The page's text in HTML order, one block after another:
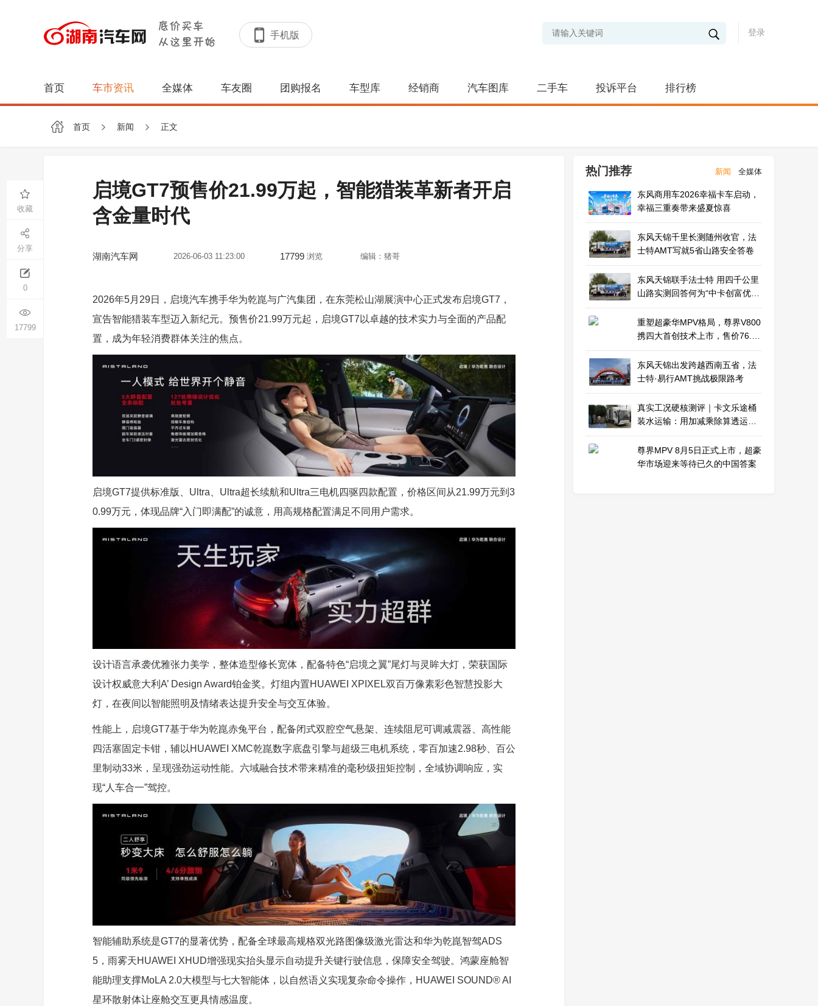
手机版 登录
首页 车市资讯 全媒体 车友圈 团购报名 车型库 经销商 汽车图库 二手车 投诉平台 排行榜
首页 新闻 正文
启境GT7预售价21.99万起，智能猎装革新者开启
含金量时代
湖南汽车网 2026-06-03 11:23:00 17799 浏览 编辑：猪哥
收藏
分享
0
17799
2026年5月29日，启境汽车携手华为乾崑与广汽集团，在东莞松山湖展演中心正式发布启境GT7，
宣告智能猎装车型迈入新纪元。预售价21.99万元起，启境GT7以卓越的技术实力与全面的产品配
置，成为年轻消费群体关注的焦点。
启境GT7提供标准版、Ultra、Ultra超长续航和Ultra三电机四驱四款配置，价格区间从21.99万元到3
0.99万元，体现品牌“入门即满配”的诚意，用高规格配置满足不同用户需求。
设计语言承袭优雅张力美学，整体造型修长宽体，配备特色“启境之翼”尾灯与灵眸大灯，荣获国际
设计权威意大利A’ Design Award铂金奖。灯组内置HUAWEI XPIXEL双百万像素彩色智慧投影大
灯，在夜间以智能照明及情绪表达提升安全与交互体验。
性能上，启境GT7基于华为乾崑赤兔平台，配备闭式双腔空气悬架、连续阻尼可调减震器、高性能
四活塞固定卡钳，辅以HUAWEI XMC乾崑数字底盘引擎与超级三电机系统，零百加速2.98秒、百公
里制动33米，呈现强劲运动性能。六域融合技术带来精准的毫秒级扭矩控制，全域协调响应，实
现“人车合一”驾控。
智能辅助系统是GT7的显著优势，配备全球最高规格双光路图像级激光雷达和华为乾崑智驾ADS
5，雨雾天HUAWEI XHUD增强现实抬头显示自动提升关键行驶信息，保障安全驾驶。鸿蒙座舱智
能助理支撑MoLA 2.0大模型与七大智能体，以自然语义实现复杂命令操作，HUAWEI SOUND® AI
星环散射体让座舱交互更具情感温度。
热门推荐 新闻 全媒体
东风商用车2026幸福卡车启动，
幸福三重奏带来盛夏惊喜
东风天锦千里长测随州收官，法
士特AMT写就5省山路安全答卷
东风天锦联手法士特 用四千公里
山路实测回答何为“中卡创富优
重塑超豪华MPV格局，尊界V800
携四大首创技术上市，售价76.6
东风天锦出发跨越西南五省，法
士特·易行AMT挑战极限路考
真实工况硬核测评｜卡文乐途桶
装水运输：用加减乘除算透运营
尊界MPV 8月5日正式上市，超豪
华市场迎来等待已久的中国答案